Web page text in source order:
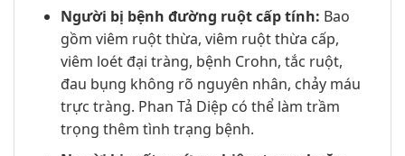
Người bị bệnh đường ruột cấp tính: Bao
gồm viêm ruột thừa, viêm ruột thừa cấp,
viêm loét đại tràng, bệnh Crohn, tắc ruột,
đau bụng không rõ nguyên nhân, chảy máu
trực tràng. Phan Tả Diệp có thể làm trầm
trọng thêm tình trạng bệnh.